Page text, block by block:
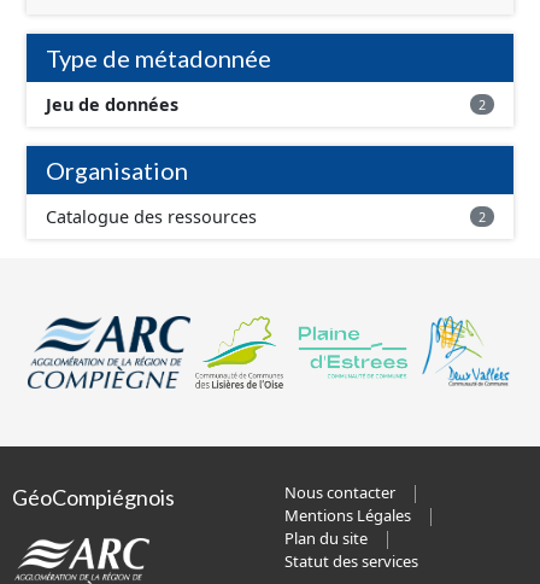
Type de métadonnée
Jeu de données 2
Organisation
Catalogue des ressources 2
GéoCompiégnois
Nous contacter
Mentions Légales
Plan du site
Statut des services